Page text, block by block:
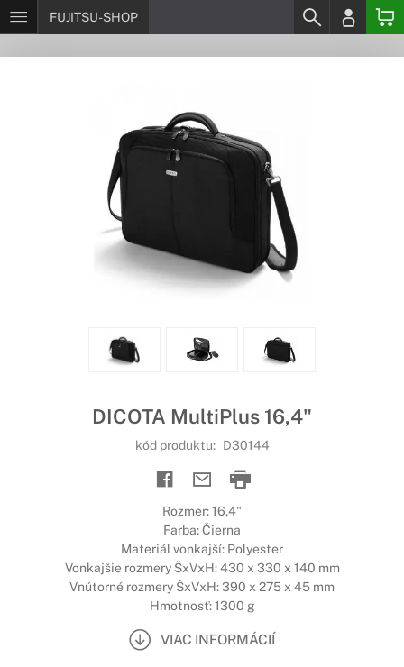
FUJITSU-SHOP
DICOTA MultiPlus 16,4"
kód produktu: D30144
Rozmer: 16,4"
Farba: Čierna
Materiál vonkajší: Polyester
Vonkajšie rozmery ŠxVxH: 430 x 330 x 140 mm
Vnútorné rozmery ŠxVxH: 390 x 275 x 45 mm
Hmotnosť: 1300 g
VIAC INFORMÁCIÍ